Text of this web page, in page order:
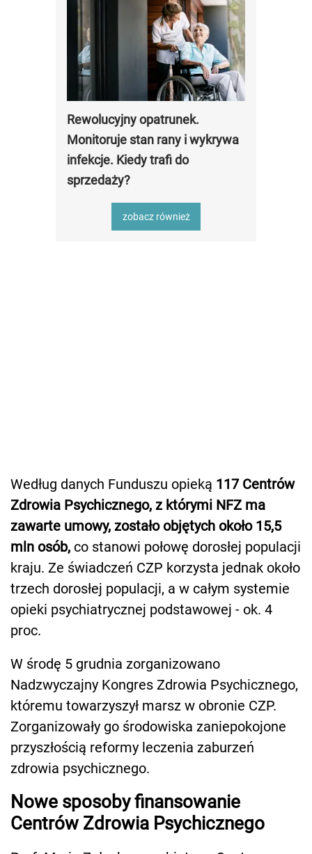
Rewolucyjny opatrunek.
Monitoruje stan rany i wykrywa
infekcje. Kiedy trafi do
sprzedaży?
zobacz również
Według danych Funduszu opieką 117 Centrów
Zdrowia Psychicznego, z którymi NFZ ma
zawarte umowy, zostało objętych około 15,5
mln osób, co stanowi połowę dorosłej populacji
kraju. Ze świadczeń CZP korzysta jednak około
trzech dorosłej populacji, a w całym systemie
opieki psychiatrycznej podstawowej - ok. 4
proc.
W środę 5 grudnia zorganizowano
Nadzwyczajny Kongres Zdrowia Psychicznego,
któremu towarzyszył marsz w obronie CZP.
Zorganizowały go środowiska zaniepokojone
przyszłością reformy leczenia zaburzeń
zdrowia psychicznego.
Nowe sposoby finansowanie
Centrów Zdrowia Psychicznego